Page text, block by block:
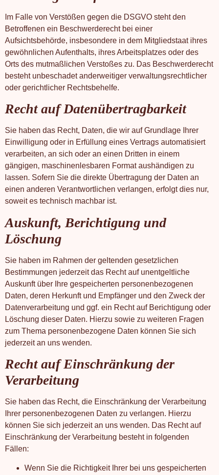
Im Falle von Verstößen gegen die DSGVO steht den
Betroffenen ein Beschwerderecht bei einer
Aufsichtsbehörde, insbesondere in dem Mitgliedstaat ihres
gewöhnlichen Aufenthalts, ihres Arbeitsplatzes oder des
Orts des mutmaßlichen Verstoßes zu. Das Beschwerderecht
besteht unbeschadet anderweitiger verwaltungsrechtlicher
oder gerichtlicher Rechtsbehelfe.
Recht auf Daten­übertrag­barkeit
Sie haben das Recht, Daten, die wir auf Grundlage Ihrer
Einwilligung oder in Erfüllung eines Vertrags automatisiert
verarbeiten, an sich oder an einen Dritten in einem
gängigen, maschinenlesbaren Format aushändigen zu
lassen. Sofern Sie die direkte Übertragung der Daten an
einen anderen Verantwortlichen verlangen, erfolgt dies nur,
soweit es technisch machbar ist.
Auskunft, Berichtigung und
Löschung
Sie haben im Rahmen der geltenden gesetzlichen
Bestimmungen jederzeit das Recht auf unentgeltliche
Auskunft über Ihre gespeicherten personenbezogenen
Daten, deren Herkunft und Empfänger und den Zweck der
Datenverarbeitung und ggf. ein Recht auf Berichtigung oder
Löschung dieser Daten. Hierzu sowie zu weiteren Fragen
zum Thema personenbezogene Daten können Sie sich
jederzeit an uns wenden.
Recht auf Einschränkung der
Verarbeitung
Sie haben das Recht, die Einschränkung der Verarbeitung
Ihrer personenbezogenen Daten zu verlangen. Hierzu
können Sie sich jederzeit an uns wenden. Das Recht auf
Einschränkung der Verarbeitung besteht in folgenden
Fällen:
Wenn Sie die Richtigkeit Ihrer bei uns gespeicherten